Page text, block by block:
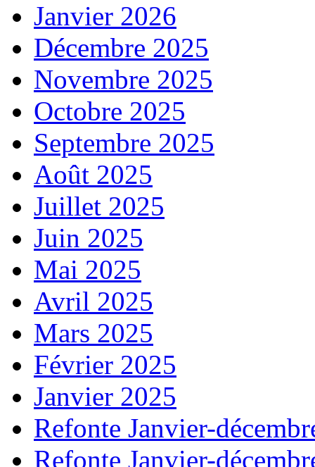
Janvier 2026
Décembre 2025
Novembre 2025
Octobre 2025
Septembre 2025
Août 2025
Juillet 2025
Juin 2025
Mai 2025
Avril 2025
Mars 2025
Février 2025
Janvier 2025
Refonte Janvier-
Refonte Janvier-